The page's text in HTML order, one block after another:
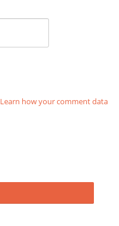
Learn how your comment data